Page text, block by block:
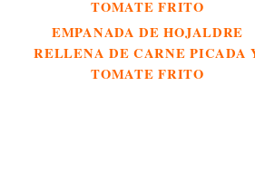
EMPANADA DE HOJALDRE
RELLENA DE CARNE PICADA
TOMATE FRITO